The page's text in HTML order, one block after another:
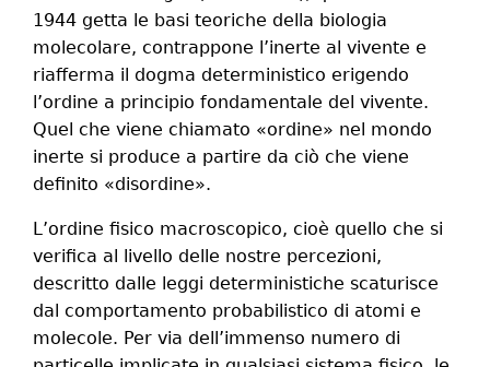
1944 getta le basi teoriche della biologia
molecolare, contrappone l’inerte al vivente e
riafferma il dogma deterministico erigendo
l’ordine a principio fondamentale del vivente.
Quel che viene chiamato «ordine» nel mondo
inerte si produce a partire da ciò che viene
definito «disordine».
L’ordine fisico macroscopico, cioè quello che si
verifica al livello delle nostre percezioni,
descritto dalle leggi deterministiche scaturisce
dal comportamento probabilistico di atomi e
molecole. Per via dell’immenso numero di